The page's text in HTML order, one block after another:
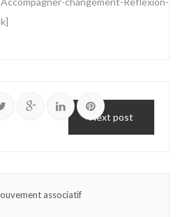
Next post
associatif